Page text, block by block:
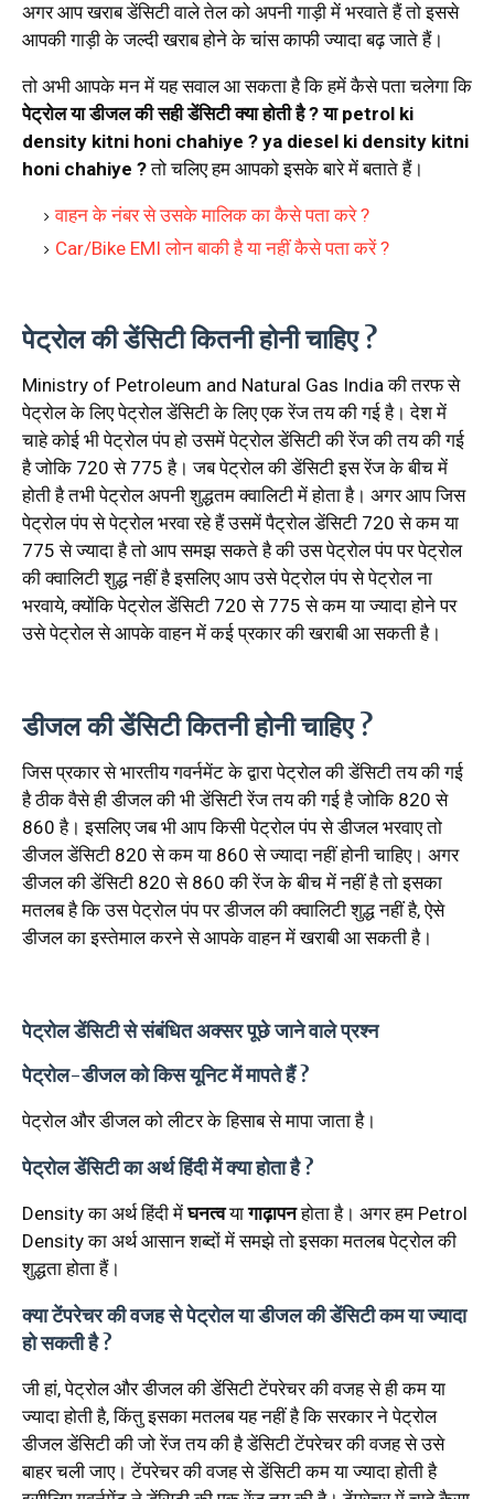
अगर आप खराब डेंसिटी वाले तेल को अपनी गाड़ी में भरवाते हैं तो इससे
आपकी गाड़ी के जल्दी खराब होने के चांस काफी ज्यादा बढ़ जाते हैं।
तो अभी आपके मन में यह सवाल आ सकता है कि हमें कैसे पता चलेगा कि
पेट्रोल या डीजल की सही डेंसिटी क्या होती है ? या petrol ki
density kitni honi chahiye ? ya diesel ki density kitni
honi chahiye ?तो चलिए हम आपको इसके बारे में बताते हैं।
वाहन के नंबर से उसके मालिक का कैसे पता करे ?
Car/Bike EMI लोन बाकी है या नहीं कैसे पता करें ?
पेट्रोल की डेंसिटी कितनी होनी चाहिए ?
Ministry of Petroleum and Natural Gas India की तरफ से
पेट्रोल के लिए पेट्रोल डेंसिटी के लिए एक रेंज तय की गई है। देश में
चाहे कोई भी पेट्रोल पंप हो उसमें पेट्रोल डेंसिटी की रेंज की तय की गई
है जोकि 720 से 775 है। जब पेट्रोल की डेंसिटी इस रेंज के बीच में
होती है तभी पेट्रोल अपनी शुद्धतम क्वालिटी में होता है। अगर आप जिस
पेट्रोल पंप से पेट्रोल भरवा रहे हैं उसमें पैट्रोल डेंसिटी 720 से कम या
775 से ज्यादा है तो आप समझ सकते है की उस पेट्रोल पंप पर पेट्रोल
की क्वालिटी शुद्ध नहीं है इसलिए आप उसे पेट्रोल पंप से पेट्रोल ना
भरवाये, क्योंकि पेट्रोल डेंसिटी 720 से 775 से कम या ज्यादा होने पर
उसे पेट्रोल से आपके वाहन में कई प्रकार की खराबी आ सकती है।
डीजल की डेंसिटी कितनी होनी चाहिए ?
जिस प्रकार से भारतीय गवर्नमेंट के द्वारा पेट्रोल की डेंसिटी तय की गई
है ठीक वैसे ही डीजल की भी डेंसिटी रेंज तय की गई है जोकि 820 से
860 है। इसलिए जब भी आप किसी पेट्रोल पंप से डीजल भरवाए तो
डीजल डेंसिटी 820 से कम या 860 से ज्यादा नहीं होनी चाहिए। अगर
डीजल की डेंसिटी 820 से 860 की रेंज के बीच में नहीं है तो इसका
मतलब है कि उस पेट्रोल पंप पर डीजल की क्वालिटी शुद्ध नहीं है, ऐसे
डीजल का इस्तेमाल करने से आपके वाहन में खराबी आ सकती है।
पेट्रोल डेंसिटी से संबंधित अक्सर पूछे जाने वाले प्रश्न
पेट्रोल-डीजल को किस यूनिट में मापते हैं ?
पेट्रोल और डीजल को लीटर के हिसाब से मापा जाता है।
पेट्रोल डेंसिटी का अर्थ हिंदी में क्या होता है ?
Density का अर्थ हिंदी मेंघनत्वयागाढ़ापनहोता है। अगर हम Petrol
Density का अर्थ आसान शब्दों में समझे तो इसका मतलब पेट्रोल की
शुद्धता होता हैं।
क्या टेंपरेचर की वजह से पेट्रोल या डीजल की डेंसिटी कम या ज्यादा
हो सकती है ?
जी हां, पेट्रोल और डीजल की डेंसिटी टेंपरेचर की वजह से ही कम या
ज्यादा होती है, किंतु इसका मतलब यह नहीं है कि सरकार ने पेट्रोल
डीजल डेंसिटी की जो रेंज तय की है डेंसिटी टेंपरेचर की वजह से उसे
बाहर चली जाए। टेंपरेचर की वजह से डेंसिटी कम या ज्यादा होती है